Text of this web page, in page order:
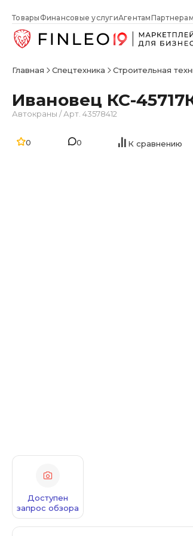
Товары Финансовые услугиАгентамПартнерам
Главная Спецтехника Строительная
Ивановец КС-
Автокраны /Арт. 43578412
0 0 К сравнению
Доступен
запрос обзора